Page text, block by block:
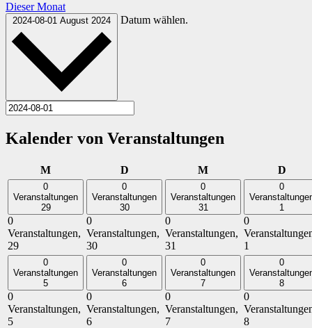
Dieser Monat
2024-08-01 August 2024 Datum wählen.
Kalender von Veranstaltungen
MMontag DDienstag MMittwoch D
0
Veranstaltungen
29
0
Veranstaltungen,
29
0
Veranstaltungen
30
0
Veranstaltungen,
30
0
Veranstaltungen
31
0
Veranstaltungen,
31
0
1
0
1
0
Veranstaltungen
5
0
Veranstaltungen,
5
0
Veranstaltungen
6
0
Veranstaltungen,
6
0
Veranstaltungen
7
0
Veranstaltungen,
7
0
8
0
8